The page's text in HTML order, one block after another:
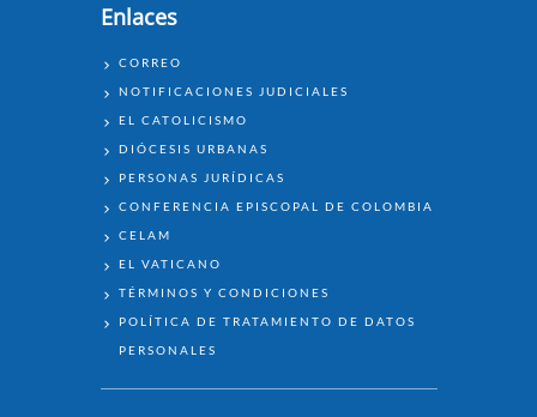
Enlaces
ENLACES
CORREO
NOTIFICACIONES JUDICIALES
EL CATOLICISMO
DIÓCESIS URBANAS
PERSONAS JURÍDICAS
CONFERENCIA EPISCOPAL DE COLOMBIA
CELAM
EL VATICANO
TÉRMINOS Y CONDICIONES
POLÍTICA DE TRATAMIENTO DE DATOS
PERSONALES